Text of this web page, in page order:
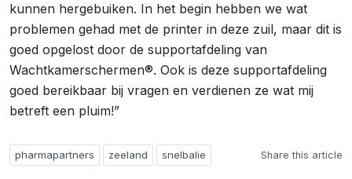
kunnen hergebuiken. In het begin hebben we wat
problemen gehad met de printer in deze zuil, maar dit is
goed opgelost door de supportafdeling van
Wachtkamerschermen®. Ook is deze supportafdeling
goed bereikbaar bij vragen en verdienen ze wat mij
betreft een pluim!”
pharmapartners zeeland snelbalie Share this article